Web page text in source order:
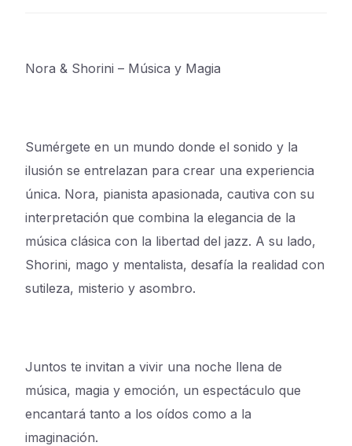
Nora & Shorini – Música y Magia
Sumérgete en un mundo donde el sonido y la
ilusión se entrelazan para crear una experiencia
única. Nora, pianista apasionada, cautiva con su
interpretación que combina la elegancia de la
música clásica con la libertad del jazz. A su lado,
Shorini, mago y mentalista, desafía la realidad con
sutileza, misterio y asombro.
Juntos te invitan a vivir una noche llena de
música, magia y emoción, un espectáculo que
encantará tanto a los oídos como a la
imaginación.